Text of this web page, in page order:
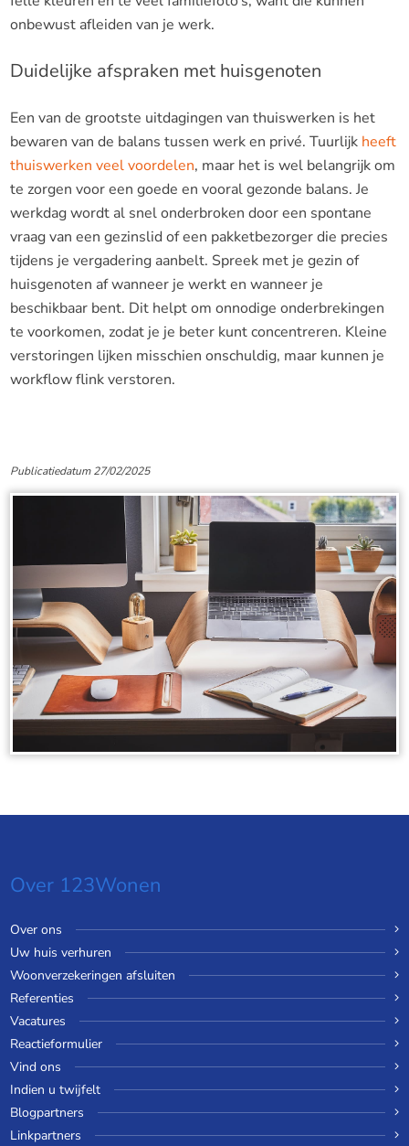
onbewust afleiden van je werk.
Duidelijke afspraken met huisgenoten
Een van de grootste uitdagingen van thuiswerken is het
bewaren van de balans tussen werk en privé. Tuurlijk heeft
thuiswerken veel voordelen, maar het is wel belangrijk om
te zorgen voor een goede en vooral gezonde balans. Je
werkdag wordt al snel onderbroken door een spontane
vraag van een gezinslid of een pakketbezorger die precies
tijdens je vergadering aanbelt. Spreek met je gezin of
huisgenoten af wanneer je werkt en wanneer je
beschikbaar bent. Dit helpt om onnodige onderbrekingen
te voorkomen, zodat je je beter kunt concentreren. Kleine
verstoringen lijken misschien onschuldig, maar kunnen je
workflow flink verstoren.
Publicatiedatum 27/02/2025
Over 123Wonen
Over ons
Uw huis verhuren
Woonverzekeringen afsluiten
Referenties
Vacatures
Reactieformulier
Vind ons
Indien u twijfelt
Blogpartners
Linkpartners